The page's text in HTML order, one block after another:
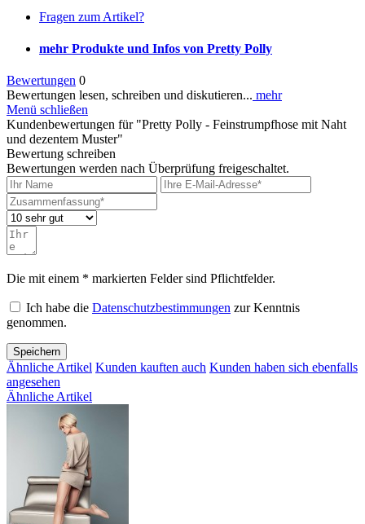
Fragen zum Artikel?
mehr Produkte und Infos von Pretty Polly
Bewertungen 0
Bewertungen lesen, schreiben und diskutieren... mehr
Menü schließen
Kundenbewertungen für "Pretty Polly - Feinstrumpfhose mit Naht
und dezentem Muster"
Bewertung schreiben
Bewertungen werden nach Überprüfung freigeschaltet.
Die mit einem * markierten Felder sind Pflichtfelder.
Ich habe die Datenschutzbestimmungen zur Kenntnis
genommen.
Speichern
Ähnliche Artikel Kunden kauften auch Kunden haben sich ebenfalls
angesehen
Ähnliche Artikel